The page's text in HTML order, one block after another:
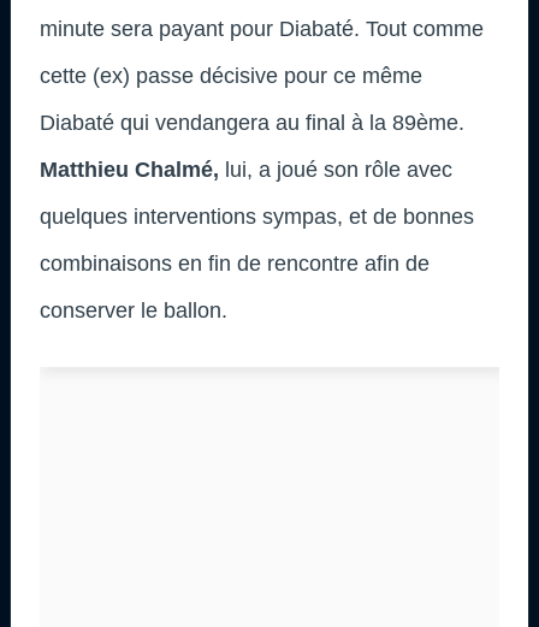
minute sera payant pour Diabaté. Tout comme
cette (ex) passe décisive pour ce même
Diabaté qui vendangera au final à la 89ème.
Matthieu Chalmé, lui, a joué son rôle avec
quelques interventions sympas, et de bonnes
combinaisons en fin de rencontre afin de
conserver le ballon.